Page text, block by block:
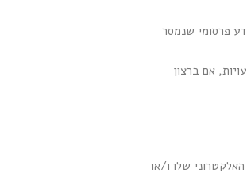
בייעוץ השקעות, בשיווק השקעות ובניהול תיקי השקעות, תשנ"ה-1995, וכל מידע פרסומי שנמסר
אם ברצון
שלו ו/או